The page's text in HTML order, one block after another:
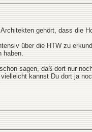
gehört, dass die
über die HTW zu
haben.
sagen, daß dort nur
kannst Du dort ja